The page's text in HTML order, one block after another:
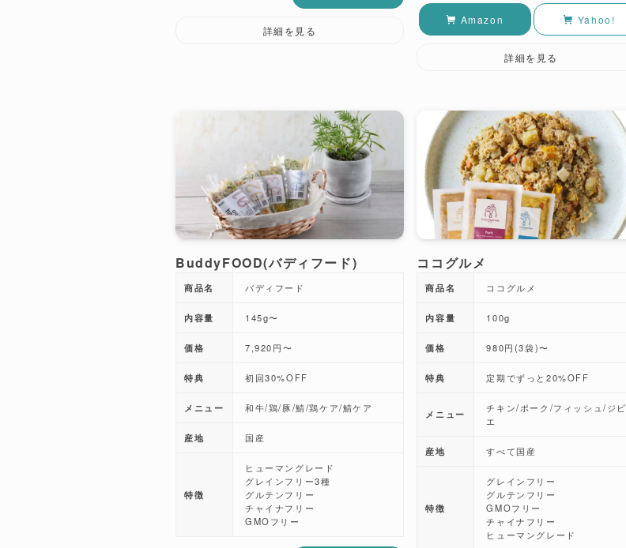
詳細を見る
Amazon Yahoo!
詳細を見る
BuddyFOOD(バディフード)
商品名 バディフード
内容量 145g〜
価格 7,920円〜
特典 初回30%OFF
メニュー 和牛/鶏/豚/鯖/鶏ケア/鯖ケア
産地 国産
特徴
ヒューマングレード
グレインフリー3種
グルテンフリー
チャイナフリー
GMOフリー
ココグルメ
商品名 ココグルメ
内容量 100g
価格 980円(3袋)〜
特典 定期でずっと20%OFF
メニュー
チキン/ポーク/フィッシュ/ジビ
エ
産地 すべて国産
特徴
グレインフリー
グルテンフリー
GMOフリー
チャイナフリー
ヒューマングレード